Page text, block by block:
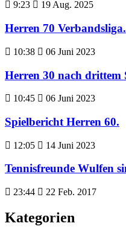
9:23 19 Aug. 2025
Herren 70 Verbandsliga.
10:38 06 Juni 2023
Herren 30 nach drittem
10:45 06 Juni 2023
Spielbericht Herren 60.
12:05 14 Juni 2023
Tennisfreunde Wulfen
23:44 22 Feb. 2017
Kategorien